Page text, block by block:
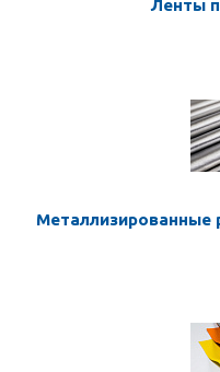
Ленты
Металлизированные